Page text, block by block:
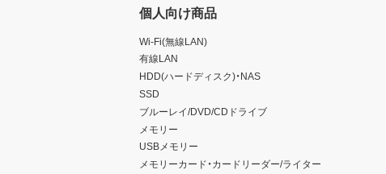
個人向け商品
Wi-Fi(無線LAN)
有線LAN
HDD(ハードディスク)・NAS
SSD
ブルーレイ/DVD/CDドライブ
メモリー
USBメモリー
メモリーカード・カードリーダー/ライター